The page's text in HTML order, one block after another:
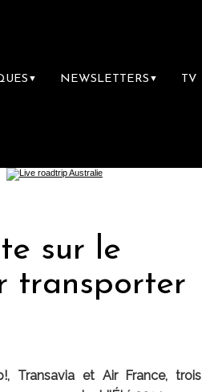
▼ NEWSLETTERS ▼ TV
sur le
transporter
Transavia et Air France, trois